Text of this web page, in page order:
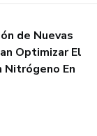
de Nuevas
Optimizar El
Nitrógeno En